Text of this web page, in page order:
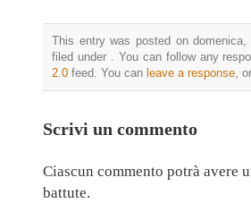
This entry was posted on
filed under . You can follow any
2.0 feed. You can leave a response,
Scrivi un commento
Ciascun commento potrà avere
battute.